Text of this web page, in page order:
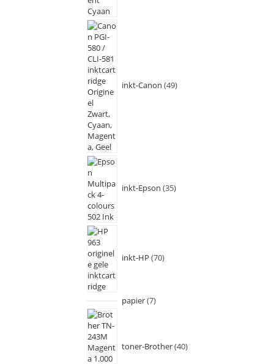
inkt-Canon 49
inkt-Epson 35
inkt-HP 70
papier 7
toner-Brother 40